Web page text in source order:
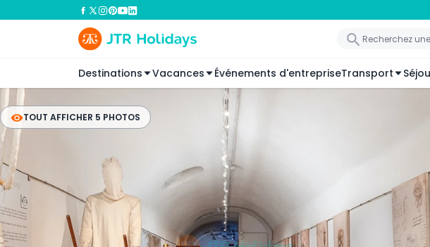
Destinations Vacances Événements d'entrepriseTransport
TOUT AFFICHER 5 PHOTOS